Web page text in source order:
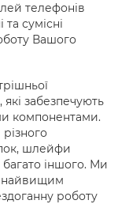
телефонів
сумісні
Вашого
забезпечують
компонентами.
шлейфи
іншого. Ми
найвищим
роботу